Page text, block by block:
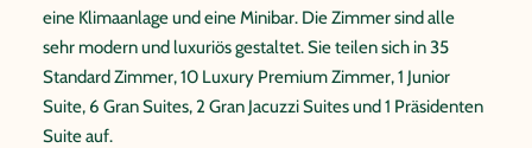
eine Klimaanlage und eine Minibar. Die Zimmer sind alle
sehr modern und luxuriös gestaltet. Sie teilen sich in 35
Standard Zimmer, 10 Luxury Premium Zimmer, 1 Junior
Suite, 6 Gran Suites, 2 Gran Jacuzzi Suites und 1 Präsidenten
Suite auf.